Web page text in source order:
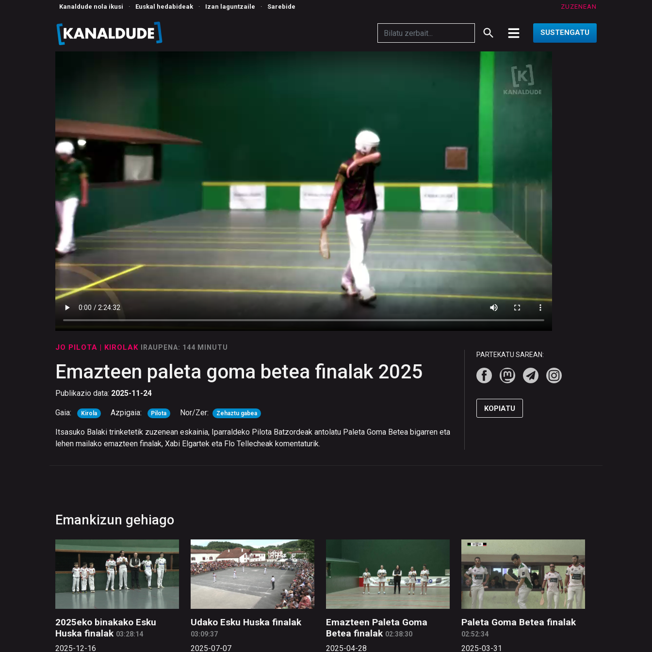
Kanaldude nola ikusi · Euskal hedabideak · Izan laguntzaile · Sarebide ZUZENEAN
SUSTENGATU
JO PILOTA | KIROLAK IRAUPENA: 144 MINUTU
Emazteen paleta goma betea finalak 2025
Publikazio data: 2025-11-24
Gaia: Kirola Azpigaia: Pilota Nor/Zer: Zehaztu gabea
Itsasuko Balaki trinketetik zuzenean eskainia, Iparraldeko Pilota Batzordeak antolatu Paleta Goma Betea bigarren eta
lehen mailako emazteen finalak, Xabi Elgartek eta Flo Tellecheak komentaturik.
PARTEKATU SAREAN:
KOPIATU
Emankizun gehiago
2025eko binakako Esku
Huska finalak 03:28:14
2025-12-16
Udako Esku Huska finalak
03:09:37
2025-07-07
Emazteen Paleta Goma
Betea finalak 02:38:30
2025-04-28
Paleta Goma Betea finalak
02:52:34
2025-03-31